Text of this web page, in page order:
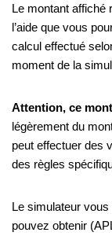
Le montant affiché
l’aide que vous
calcul effectué
moment de la
Attention, ce
légèrement du
peut effectuer des
des règles
Le simulateur
pouvez obtenir